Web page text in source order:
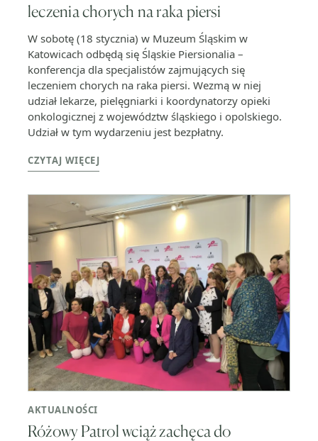
leczenia chorych na raka piersi
W sobotę (18 stycznia) w Muzeum Śląskim w
Katowicach odbędą się Śląskie Piersionalia –
konferencja dla specjalistów zajmujących się
leczeniem chorych na raka piersi. Wezmą w niej
udział lekarze, pielęgniarki i koordynatorzy opieki
onkologicznej z województw śląskiego i opolskiego.
Udział w tym wydarzeniu jest bezpłatny.
CZYTAJ WIĘCEJ
AKTUALNOŚCI
Różowy Patrol wciąż zachęca do